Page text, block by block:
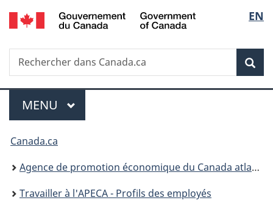
Passer
au
principal
Passer
à
Au
du
Passer
à
version
simplifiée
de
la
EN
Recherche
Rechercher
dans
Menu
MENU PRINCIPAL
Vous
êtes
ici :
Canada.ca
Agence de promotion économique du Canada atlantique
Travailler à l'APECA - Profils des employés